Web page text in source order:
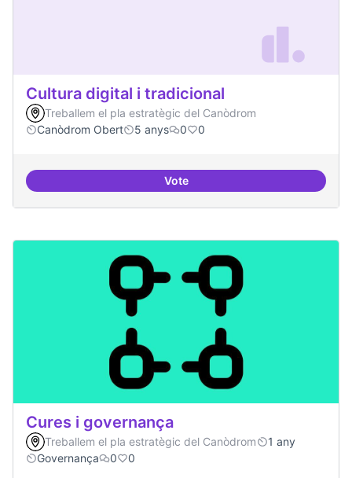
Cultura digital i tradicional
Treballem el pla estratègic del Canòdrom
Canòdrom Obert
5 anys 0 0
VoteCultura digital i tradicional
Cures i governança
Treballem el pla estratègic del Canòdrom
1 any
Governança
0 0